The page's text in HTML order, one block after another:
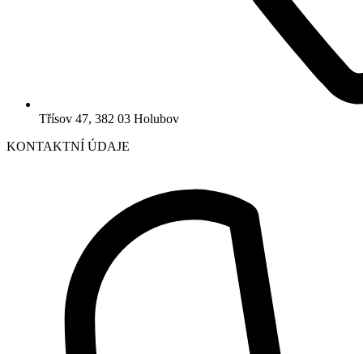
Třísov 47, 382 03 Holubov
KONTAKTNÍ ÚDAJE